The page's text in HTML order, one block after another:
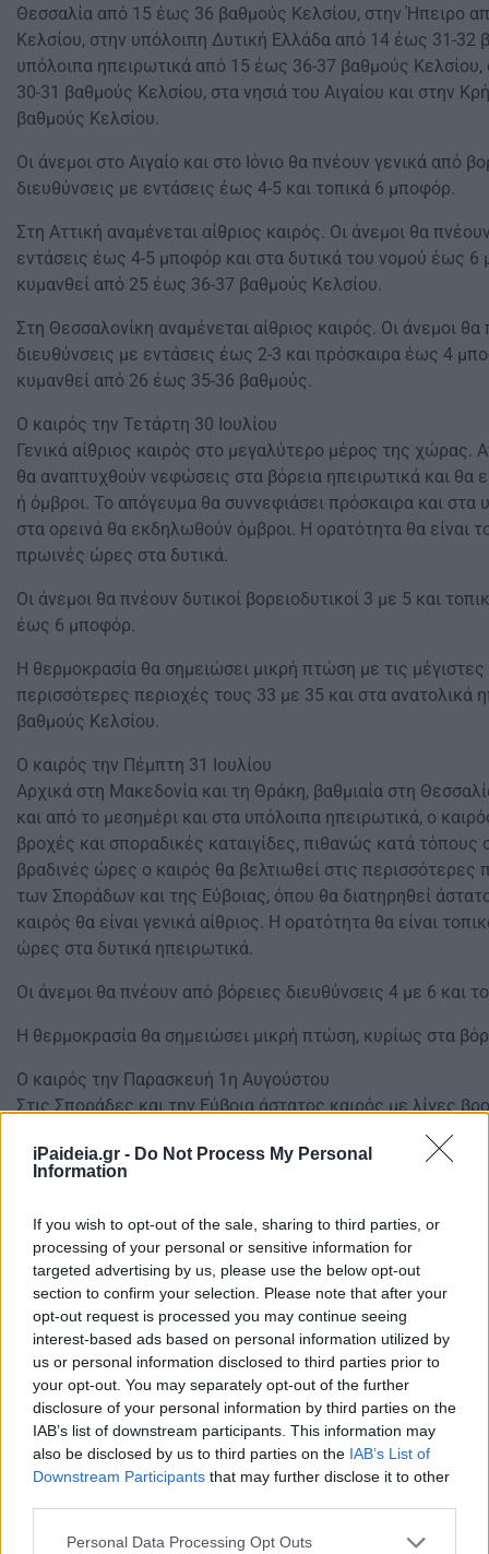
iPaideia.gr - Do Not Process My Personal
Information
If you wish to opt-out of the sale, sharing to third parties, or
processing of your personal or sensitive information for
targeted advertising by us, please use the below opt-out
section to confirm your selection. Please note that after your
opt-out request is processed you may continue seeing
interest-based ads based on personal information utilized by
us or personal information disclosed to third parties prior to
your opt-out. You may separately opt-out of the further
disclosure of your personal information by third parties on the
IAB’s list of downstream participants. This information may
also be disclosed by us to third parties on the IAB’s List of
Downstream Participants that may further disclose it to other
Please note that this website/app uses one or more Google
Personal Data Processing Opt Outs
Θεσσαλία από 15 έως 36 βαθμούς Κελσίου, στην Ήπειρο
Κελσίου, στην υπόλοιπη Δυτική Ελλάδα από 14 έως 31-32
υπόλοιπα ηπειρωτικά από 15 έως 36-37 βαθμούς
30-31 βαθμούς Κελσίου, στα νησιά του Αιγαίου και στην
βαθμούς Κελσίου.
Οι άνεμοι στο Αιγαίο και στο Ιόνιο θα πνέουν γενικά από
διευθύνσεις με εντάσεις έως 4-5 και τοπικά 6 μποφόρ.
Στη Αττική αναμένεται αίθριος καιρός. Οι άνεμοι θα
εντάσεις έως 4-5 μποφόρ και στα δυτικά του νομού έως
κυμανθεί από 25 έως 36-37 βαθμούς Κελσίου.
Στη Θεσσαλονίκη αναμένεται αίθριος καιρός. Οι άνεμοι
διευθύνσεις με εντάσεις έως 2-3 και πρόσκαιρα έως 4
κυμανθεί από 26 έως 35-36 βαθμούς.
Ο καιρός την Τετάρτη 30 Ιουλίου
Γενικά αίθριος καιρός στο μεγαλύτερο μέρος της χώρας.
θα αναπτυχθούν νεφώσεις στα βόρεια ηπειρωτικά και θα
ή όμβροι. Το απόγευμα θα συννεφιάσει πρόσκαιρα και στα
στα ορεινά θα εκδηλωθούν όμβροι. Η ορατότητα θα είναι
πρωινές ώρες στα δυτικά.
Οι άνεμοι θα πνέουν δυτικοί βορειοδυτικοί 3 με 5 και
έως 6 μποφόρ.
Η θερμοκρασία θα σημειώσει μικρή πτώση με τις μέγιστες
περισσότερες περιοχές τους 33 με 35 και στα ανατολικά
βαθμούς Κελσίου.
Ο καιρός την Πέμπτη 31 Ιουλίου
Αρχικά στη Μακεδονία και τη Θράκη, βαθμιαία στη
και από το μεσημέρι και στα υπόλοιπα ηπειρωτικά, ο
βροχές και σποραδικές καταιγίδες, πιθανώς κατά τόπους
βραδινές ώρες ο καιρός θα βελτιωθεί στις περισσότερες
των Σποράδων και της Εύβοιας, όπου θα διατηρηθεί
καιρός θα είναι γενικά αίθριος. Η ορατότητα θα είναι
ώρες στα δυτικά ηπειρωτικά.
Οι άνεμοι θα πνέουν από βόρειες διευθύνσεις 4 με 6 και
Η θερμοκρασία θα σημειώσει μικρή πτώση, κυρίως στα
Ο καιρός την Παρασκευή 1η Αυγούστου
Στις Σποράδες και την Εύβοια άστατος καιρός με λίγες
Βαθμιαία νεφώσεις θα αναπτυχθούν και στα ηπειρωτικά
και τα νότια, θα εκδηλωθούν τοπικές βροχές ή όμβροι.
βραδινές ώρες. Στην υπόλοιπη χώρα ο καιρός
Οι άνεμοι θα πνέουν από βόρειες διευθύνσεις 4 με 6 και
Η θερμοκρασία θα σημειώσει μικρή πτώση.
Ο καιρός το Σάββατο 2 Αυγούστου
Γενικά αίθριος καιρός, όμως τις μεσημβρινές και
νεφώσεις στα ηπειρωτικά και υπάρχει πιθανότητα για
κυρίως στα ορεινά.
Οι άνεμοι θα πνέουν από βόρειες διευθύνσεις 3 με 5 και
πελάγη 6 με 7 μποφόρ.
Η θερμοκρασία δεν θα σημειώσει αξιόλογη μεταβολή.